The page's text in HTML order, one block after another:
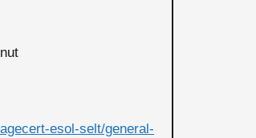
esol-selt/general-